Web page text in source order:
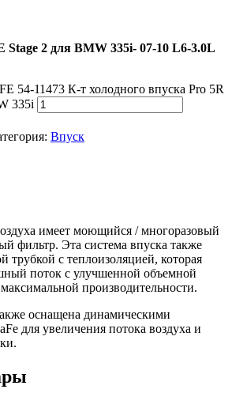
Stage 2 для BMW 335i- 07-10 L6-3.0L
54-11473 К-т холодного впуска Pro 5R
335i
Впуск
имеет моющийся / многоразовый
фильтр. Эта система впуска также
трубкой с теплоизоляцией, которая
поток с улучшенной объемной
производительности.
оснащена динамическими
для увеличения потока воздуха и